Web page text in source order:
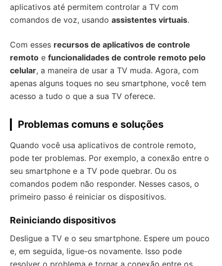
aplicativos até permitem controlar a TV com
comandos de voz, usando assistentes virtuais.
Com esses recursos de aplicativos de controle
remoto e funcionalidades de controle remoto pelo
celular, a maneira de usar a TV muda. Agora, com
apenas alguns toques no seu smartphone, você tem
acesso a tudo o que a sua TV oferece.
Problemas comuns e soluções
Quando você usa aplicativos de controle remoto,
pode ter problemas. Por exemplo, a conexão entre o
seu smartphone e a TV pode quebrar. Ou os
comandos podem não responder. Nesses casos, o
primeiro passo é reiniciar os dispositivos.
Reiniciando dispositivos
Desligue a TV e o seu smartphone. Espere um pouco
e, em seguida, ligue-os novamente. Isso pode